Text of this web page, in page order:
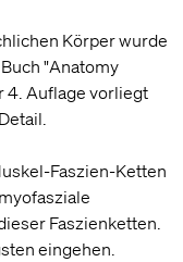
Körper wurde
"Anatomy
4. Auflage vorliegt
Faszien-Ketten
Faszienketten.
eingehen.